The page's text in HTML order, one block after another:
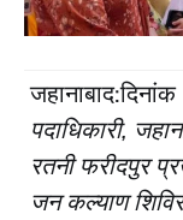
पदाधिकारी,
रतनी फरीदपुर
जन कल्याण